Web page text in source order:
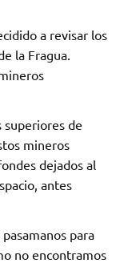
a revisar los
la Fragua.
superiores de
mineros
dejados al
antes
para
no encontramos